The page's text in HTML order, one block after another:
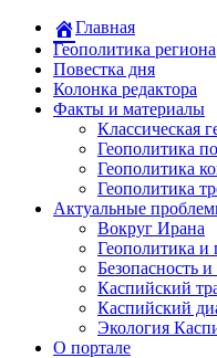
Главная
Геополитика региона
Повестка дня
Колонка редактора
Факты и материалы
Классическая
Геополитика
Геополитика
Геополитика
Актуальные
Вокруг Ирана
Геополитика и
Безопасность
Каспийский
Каспийский
Экология
О портале